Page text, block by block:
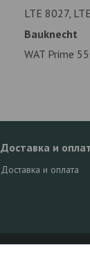
LTE 8027,
Bauknecht
WAT Prime
Доставка и
Доставка и оплата